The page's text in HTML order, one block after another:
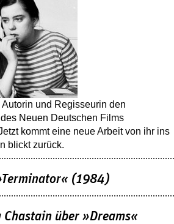
und Regisseurin den
Neuen Deutschen Films
kommt eine neue Arbeit von ihr ins
blickt zurück.
(1984)
über »Dreams«